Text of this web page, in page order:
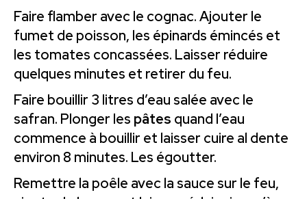
Faire flamber avec le cognac. Ajouter le
fumet de poisson, les épinards émincés et
les tomates concassées. Laisser réduire
quelques minutes et retirer du feu.
Faire bouillir 3 litres d’eau salée avec le
safran. Plonger les pâtes quand l’eau
commence à bouillir et laisser cuire al dente
environ 8 minutes. Les égoutter.
Remettre la poêle avec la sauce sur le feu,